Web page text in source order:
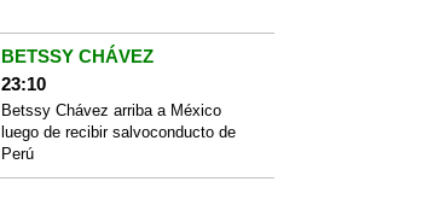
BETSSY CHÁVEZ
23:10
Betssy Chávez arriba a México
luego de recibir salvoconducto de
Perú